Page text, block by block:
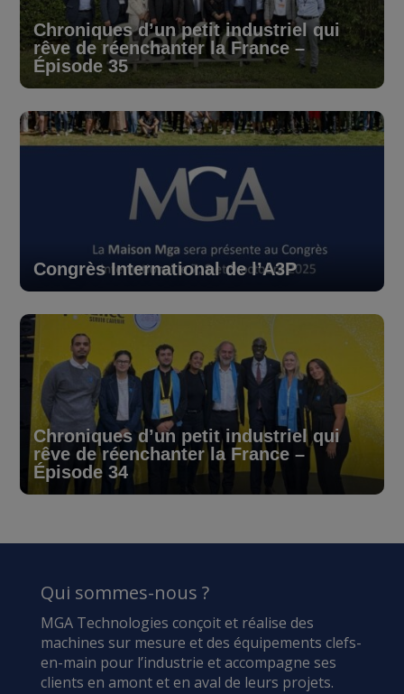
Chroniques d’un petit industriel qui
rêve de réenchanter la France –
Épisode 35
Congrès International de l’A3P
Chroniques d’un petit industriel qui
rêve de réenchanter la France –
Épisode 34
Qui sommes-nous ?
MGA Technologies conçoit et réalise des
machines sur mesure et des équipements clefs-
en-main pour l’industrie et accompagne ses
clients en amont et en aval de leurs projets.